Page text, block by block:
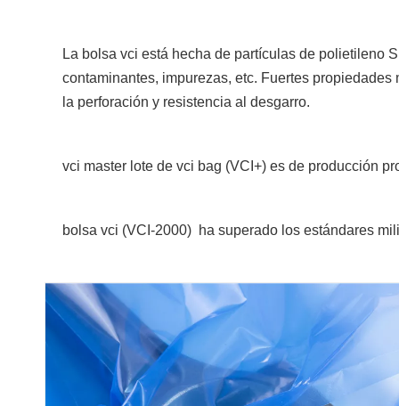
La bolsa vci está hecha de partículas de polietileno
contaminantes, impurezas, etc. Fuertes
la perforación y resistencia al desgarro.
vci master lote de vci bag (VCI+) es de producción
bolsa vci (VCI-2000) ha superado los estándares